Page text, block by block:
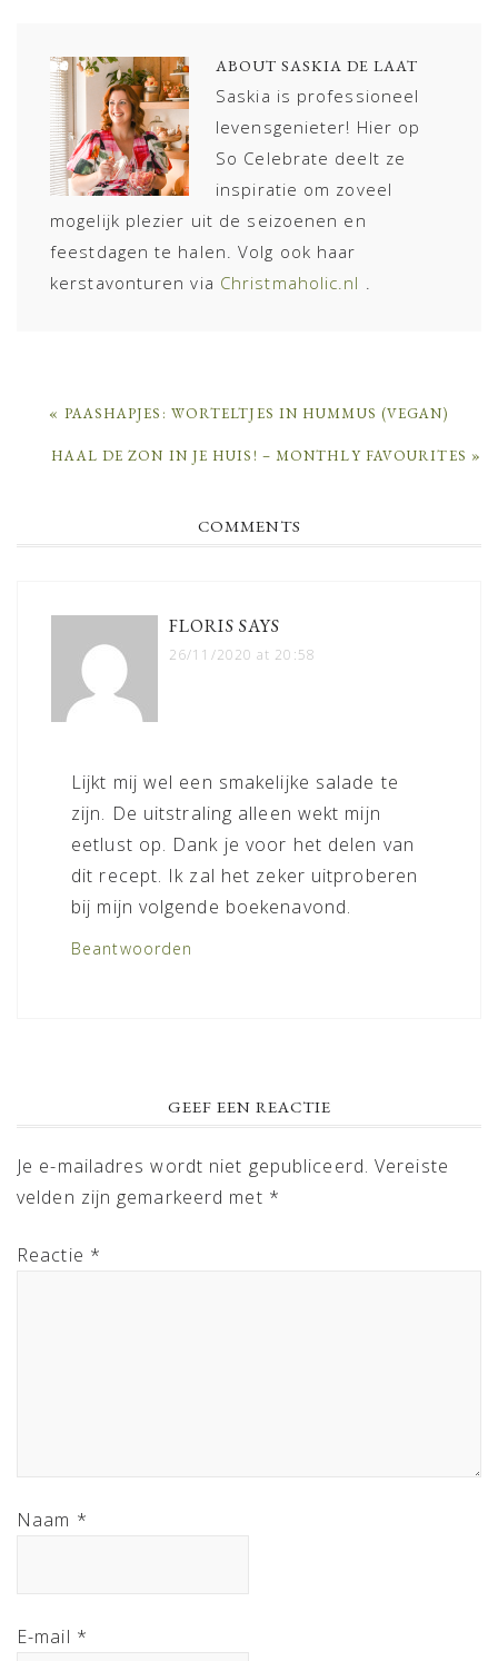
ABOUT SASKIA DE LAAT
Saskia is professioneel
levensgenieter! Hier op
So Celebrate deelt ze
inspiratie om zoveel
mogelijk plezier uit de seizoenen en
feestdagen te halen. Volg ook haar
kerstavonturen via Christmaholic.nl
PREVIOUS
« PAASHAPJES: WORTELTJES IN HUMMUS (VEGAN)
NEXT
HAAL DE ZON IN JE HUIS! – MONTHLY FAVOURITES »
COMMENTS
FLORIS SAYS
26/11/2020 at 20:58
Lijkt mij wel een smakelijke salade te
zijn. De uitstraling alleen wekt mijn
eetlust op. Dank je voor het delen van
dit recept. Ik zal het zeker uitproberen
bij mijn volgende boekenavond.
Beantwoorden
GEEF EEN REACTIE
Je e-mailadres wordt niet gepubliceerd. Vereiste
velden zijn gemarkeerd met *
Reactie *
Naam *
E-mail *